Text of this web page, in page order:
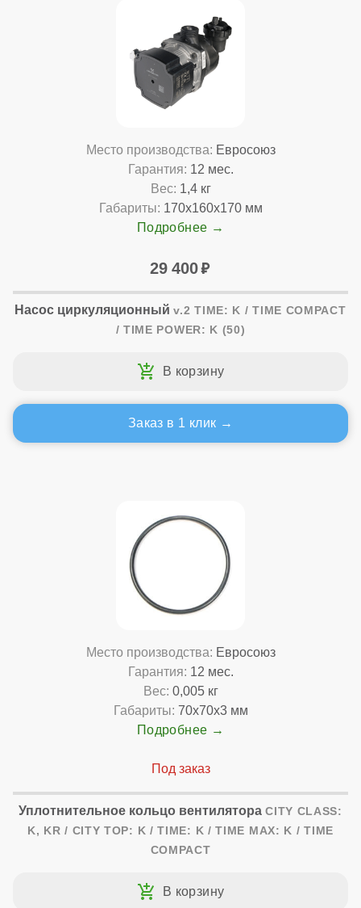
Место производства: Евросоюз
Гарантия: 12 мес.
Вес: 1,4 кг
Габариты: 170x160x170 мм
Подробнее
29 400
Насос циркуляционный v.2 TIME: K / TIME COMPACT
/ TIME POWER: K (50)
Заказ в 1 клик
Место производства: Евросоюз
Гарантия: 12 мес.
Вес: 0,005 кг
Габариты: 70x70x3 мм
Подробнее
Уплотнительное кольцо вентилятора CITY CLASS:
K, KR / CITY TOP: K / TIME: K / TIME MAX: K / TIME
COMPACT